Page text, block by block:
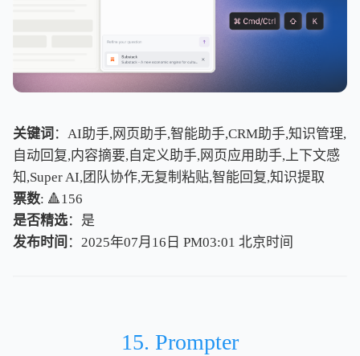
关键词 ：AI助手,网页助手,智能助手,CRM助手,知识管理,
自动回复,内容摘要,自定义助手,网页应用助手,上下文感
知,Super AI,团队协作,无复制粘贴,智能回复,知识提取
票数: 🔺156
是否精选：是
发布时间 ：2025年07月16日 PM03:01 北京时间
北京时间
15. Prompter